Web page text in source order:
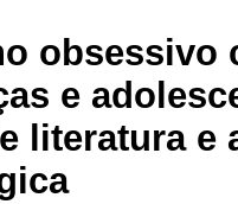
obsessivo
e
literatura e